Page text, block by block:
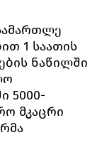
1 საათის
ნაწილში
5000-
მკაცრი